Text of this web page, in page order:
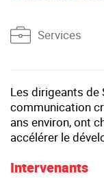
Services
Les dirigeants de
communication
ans environ, ont
accélérer le
Intervenants